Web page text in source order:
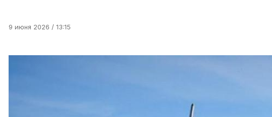
9 июня 2026 / 13:15